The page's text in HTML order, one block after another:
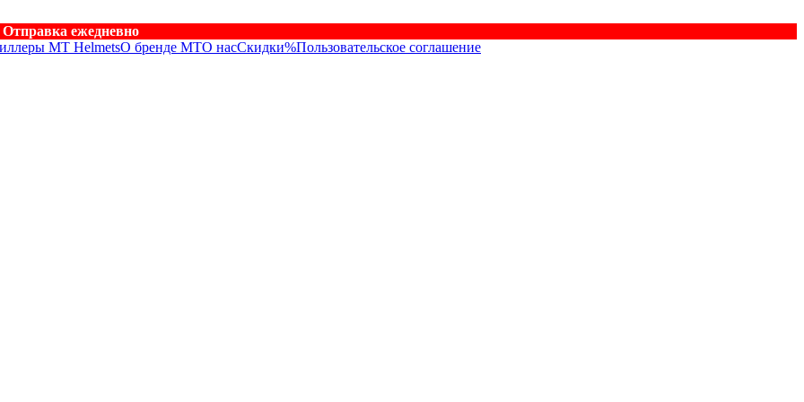
ежедневно
MT HelmetsО бренде MTО насСкидки%Пользовательское соглашение